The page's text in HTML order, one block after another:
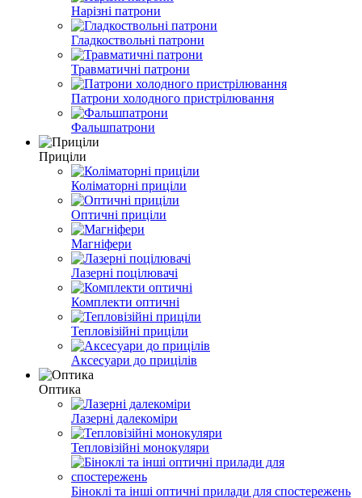
Нарізні патрони
Гладкоствольні патрони
Травматичні патрони
Патрони холодного пристрілювання
Фальшпатрони
Приціли
Коліматорні приціли
Оптичні приціли
Магніфери
Лазерні поцілювачі
Комплекти оптичні
Тепловізійні приціли
Аксесуари до прицілів
Оптика
Лазерні далекоміри
Тепловізійні монокуляри
Біноклі та інші оптичні прилади для спостережень